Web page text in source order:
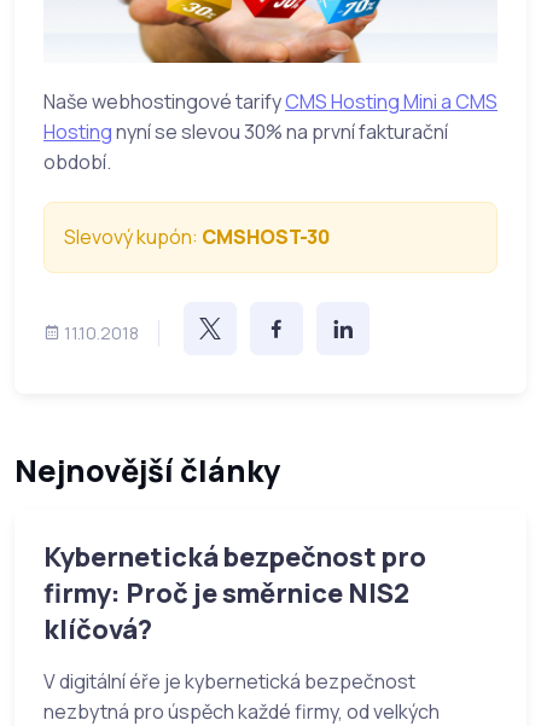
Naše webhostingové tarifyCMS Hosting Mini a CMS
Hostingnyní se slevou 30% na první fakturační
období.
Slevový kupón: CMSHOST-30
11.10.2018
Nejnovější články
Kybernetická bezpečnost pro
firmy: Proč je směrnice NIS2
klíčová?
V digitální éře je kybernetická bezpečnost
nezbytná pro úspěch každé firmy, od velkých